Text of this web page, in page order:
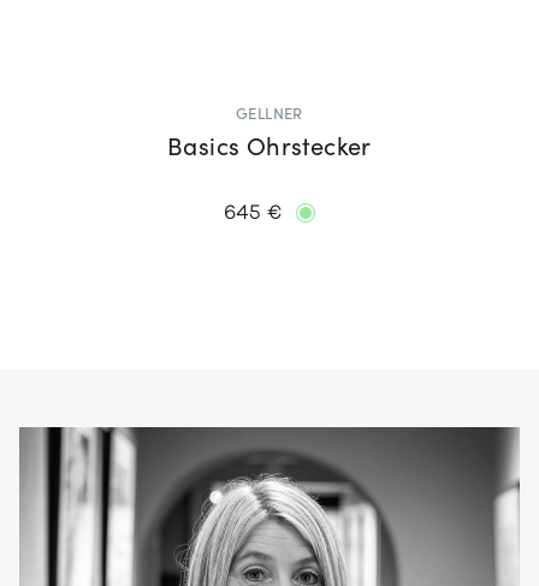
GELLNER
Basics Ohrstecker
645 €